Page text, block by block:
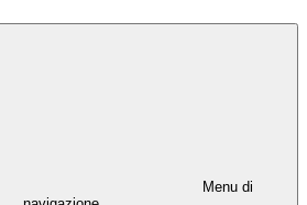
Menu di